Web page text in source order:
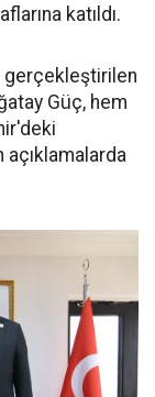
katıldı.
gerçekleştirilen
Güç, hem